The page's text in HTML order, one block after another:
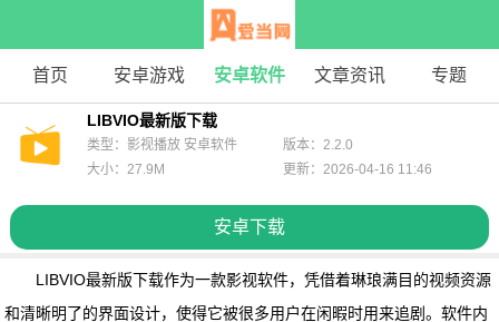
首页 安卓游戏 安卓软件 文章资讯 专题
LIBVIO最新版下载
安卓下载
类型：影视播放 安卓软件
版本：2.2.0
大小：27.9M
更新：2026-04-16 11:46
LIBVIO最新版下载作为一款影视软件，凭借着琳琅满目的视频资源
和清晰明了的界面设计，使得它被很多用户在闲暇时用来追剧。软件内